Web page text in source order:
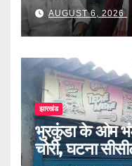
AUGUST 6, 2026
झारखंड
भुरकुंडा के ओम
चोरी, घटना